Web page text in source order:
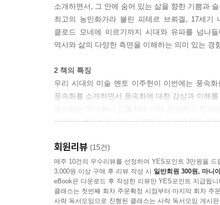
소개하면서, 그 안에 숨어 있는 삶을 향한 기쁨과
최고의 농민화가라 불린 피테르 브뢰겔, 17세기
클로드 모네에 이르기까지 시대와 유파를 넘나
역사와 삶의 다양한 측면을 이해하는 의미 있는 경
2 책의 특징
우리 시대의 미술 멘토 이주헌이 이번에는 풍속
풍속화를 소개하면서 풍속화에 대한 감상과 이해
이 책은 풍속화에 담긴 이웃들의 일상생활을 통
그림을 본다는 것, 그림을 감상할 줄 아는 눈을 기
속한 유파를 외우는 것보다 더 중요한 것은, 그림을
예술이 주는 감동과 감흥을 느끼고, 삶을 긍정적
이 책은 시대와 이념을 뛰어넘어 우리네 삶이
회원리뷰 (15건)
매주 10건의 우수리뷰를 선정하여 YES포인트 3만원을 드
3,000원 이상 구매 후 리뷰 작성 시 일반회원 300원, 마니
eBook은 다운로드 후 작성한 리뷰만 YES포인트 지급됩니
클래스는 첫번째 회차 주문확정 시점부터 마지막 회차 주
사락 독서모임으로 진행된 클래스는 사락 독서모임 게시